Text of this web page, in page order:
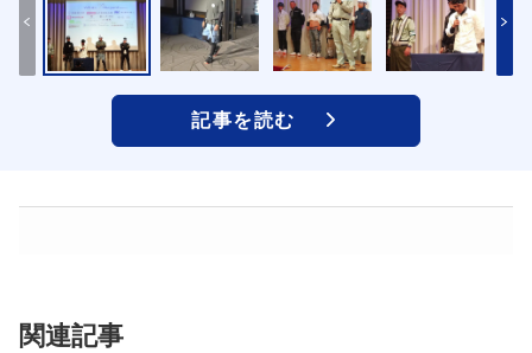
記事を読む
関連記事